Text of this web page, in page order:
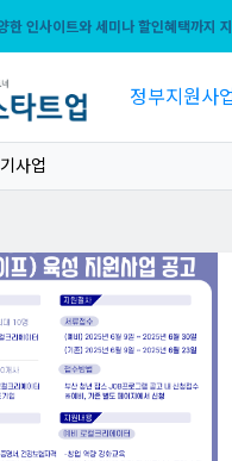
한 인사이트와 세미나 할인혜택까지
정부지원사
사업